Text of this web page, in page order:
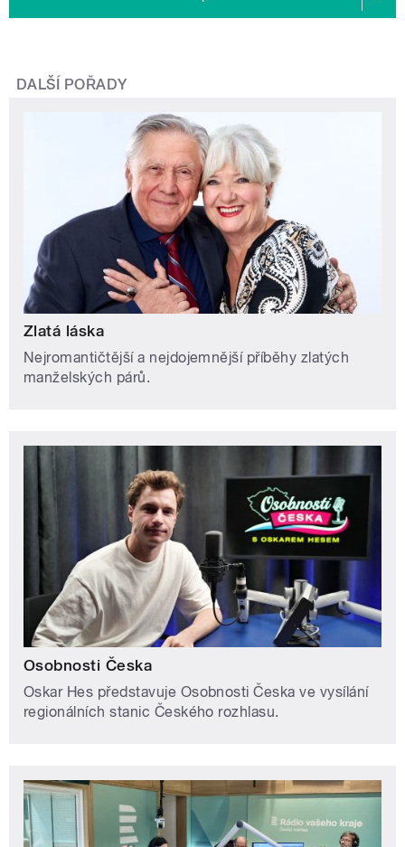
DALŠÍ POŘADY
Zlatá láska
Nejromantičtější a nejdojemnější příběhy zlatých
manželských párů.
Osobnosti Česka
Oskar Hes představuje Osobnosti Česka ve vysílání
regionálních stanic Českého rozhlasu.